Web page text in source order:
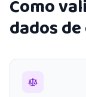
Como
dados